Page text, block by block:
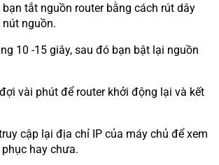
tắt nguồn router bằng cách rút dây
nguồn.
10 -15 giây, sau đó bạn bật lại nguồn
vài phút để router khởi động lại và kết
cập lại địa chỉ IP của máy chủ để xem
hay chưa.